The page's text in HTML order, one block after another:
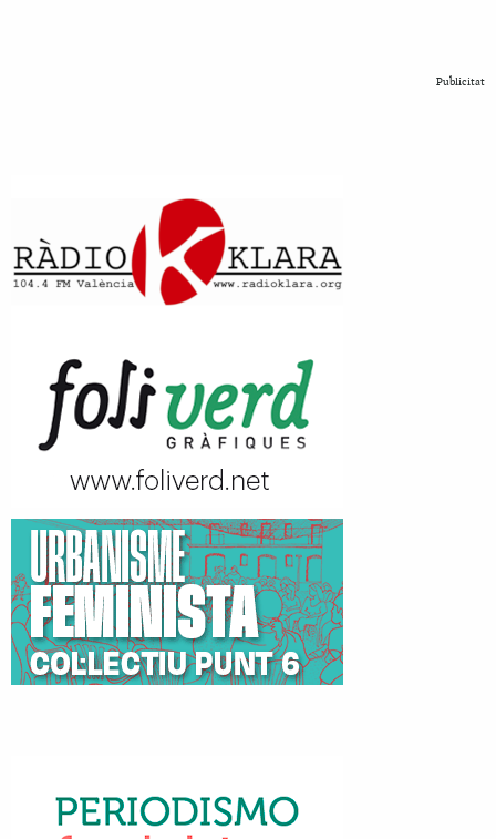
Publicitat